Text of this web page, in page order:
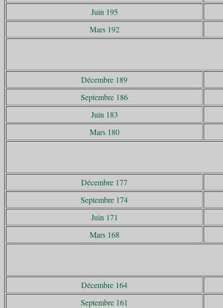
Juin 195
Mars 192
Décembre 189
Septembre 186
Juin 183
Mars 180
Décembre 177
Septembre 174
Juin 171
Mars 168
Décembre 164
Septembre 161